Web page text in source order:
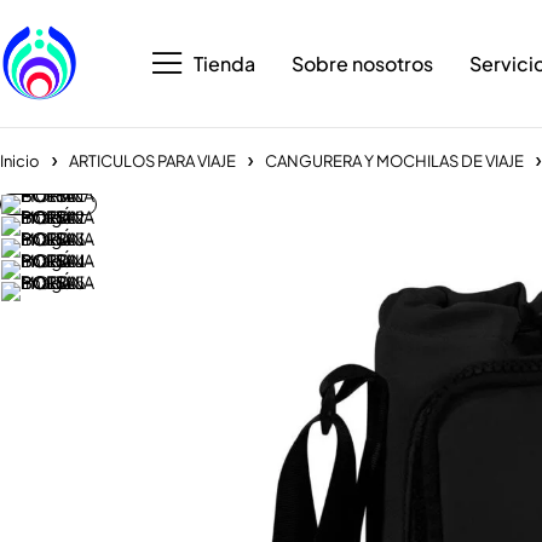
Tienda Sobre nosotros
Inicio ARTICULOS PARA VIAJE CANGURERA Y MOCHILAS DE VIAJE